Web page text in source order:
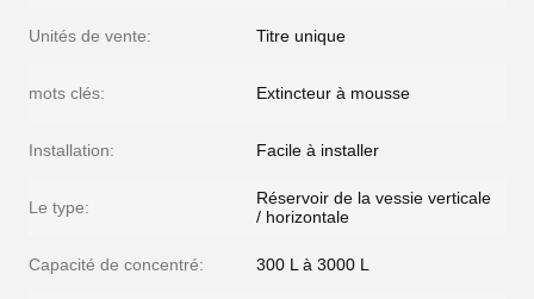
Unités de vente: Titre unique
mots clés: Extincteur à mousse
Installation: Facile à installer
Le type:
Réservoir de la vessie verticale
/ horizontale
Capacité de concentré: 300 L à 3000 L